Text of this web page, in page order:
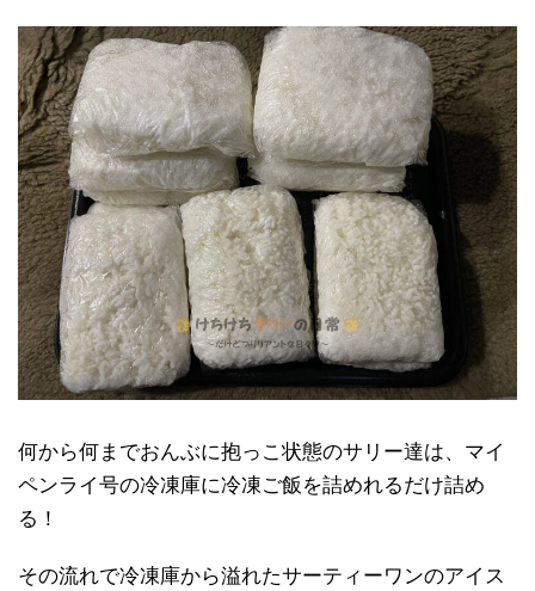
何から何までおんぶに抱っこ状態のサリー達は、マイ
ペンライ号の冷凍庫に冷凍ご飯を詰めれるだけ詰め
る！
その流れで冷凍庫から溢れたサーティーワンのアイス